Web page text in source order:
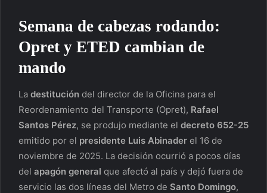
Semana de cabezas rodando:
Opret y ETED cambian de
mando
La destitución del director de la Oficina para el
Reordenamiento del Transporte (Opret), Rafael
Santos Pérez, se produjo mediante el decreto 652-25
emitido por el presidente Luis Abinader el 16 de
noviembre de 2025. La decisión ocurrió a pocos días
del apagón general que afectó al país y dejó fuera de
servicio las dos líneas del Metro de Santo Domingo,